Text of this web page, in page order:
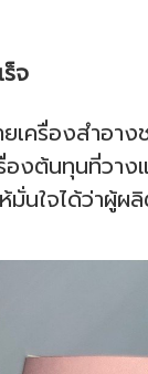
จ
รื่องสำอาง
องต้นทุนที่ว
นใจได้ว่าผู้ผ